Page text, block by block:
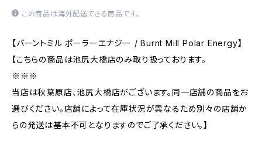
この商品は海外配送できる商品です。
【バーントミル ポーラーエナジー / Burnt Mill Polar Energy】
【こちらの商品は池尻大橋店のみ取り扱っております。
※※※
当店は秋葉原店、池尻大橋店がございます。同一店舗の商品をお
選びください。店舗によって在庫状況が異なるため別々の店舗か
らの発送は基本不可となりますのでご了承ください。】